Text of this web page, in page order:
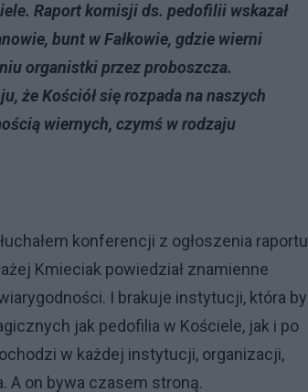
Raport komisji ds. pedofilii wskazał
bunt w Fałkowie, gdzie wierni
organistki przez proboszcza.
że Kościół się rozpada na naszych
wiernych, czymś w rodzaju
konferencji z ogłoszenia raportu
Kmieciak powiedział znamienne
I brakuje instytucji, która by
jak pedofilia w Kościele, jak i po
w każdej instytucji, organizacji,
A on bywa czasem stroną.